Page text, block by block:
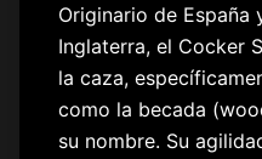
Originario de
Inglaterra, el Cocker
la caza,
como la becada
su nombre. Su